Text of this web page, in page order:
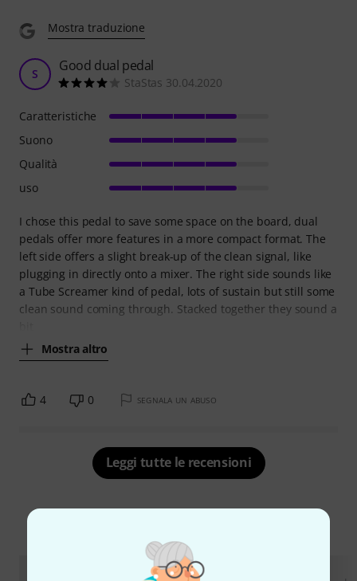
Mostra traduzione
S Good dual pedal
StaStas 30.04.2020
I chose this pedal to save some space on the board, dual
pedals offer more features in a more compact format. The
left side offers a slight break-up of the clean signal, like
plugging in directly onto a mixer. The right side sounds like
a Tube Screamer kind of pedal, lots of sustain but still some
clean sound coming through. Stacked together they sound a
Mostra altro
Caratteristiche
Suono
Qualità
uso
4 0 SEGNALA UN ABUSO
Leggi tutte le recensioni
Lo sapevi?
Guide Recensioni